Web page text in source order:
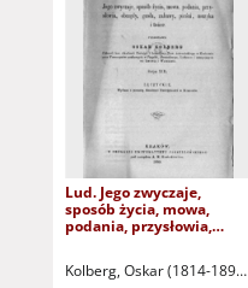
Lud. Jego zwyczaje,
sposób życia, mowa,
podania, przysłowia,
Serya XXI. Radomskie.
Kolberg, Oskar (1814-1890)